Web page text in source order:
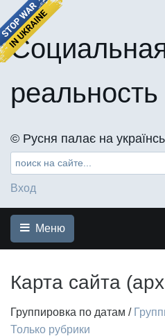
реальность
©️ Русня палає на
Вход
Меню
Карта сайта
Группировка по датам /
Только рубрики